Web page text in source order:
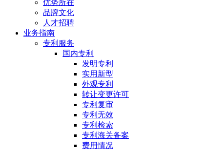
优势所在
品牌文化
人才招聘
业务指南
专利服务
国内专利
发明专利
实用新型
外观专利
转让变更许可
专利复审
专利无效
专利检索
专利海关备案
费用情况